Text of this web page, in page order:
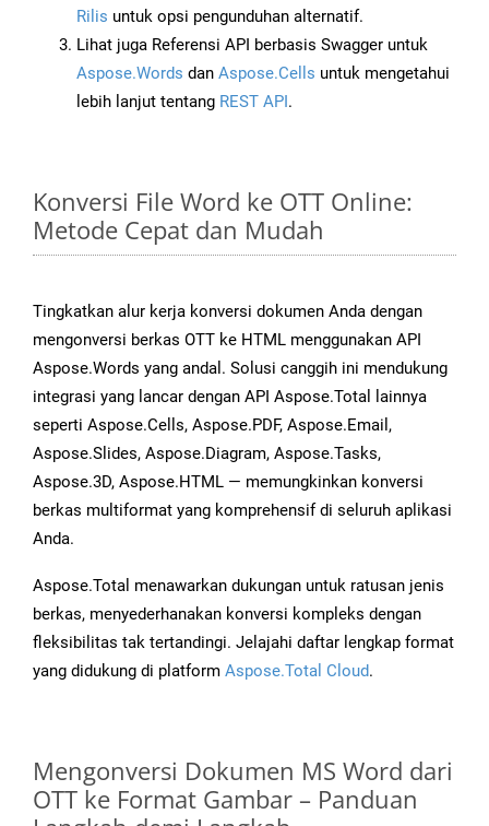
Rilis untuk opsi pengunduhan alternatif.
Lihat juga Referensi API berbasis Swagger untuk
Aspose.Words dan Aspose.Cells untuk mengetahui
lebih lanjut tentang REST API.
Konversi File Word ke OTT Online:
Metode Cepat dan Mudah
Tingkatkan alur kerja konversi dokumen Anda dengan
mengonversi berkas OTT ke HTML menggunakan API
Aspose.Words yang andal. Solusi canggih ini mendukung
integrasi yang lancar dengan API Aspose.Total lainnya
seperti Aspose.Cells, Aspose.PDF, Aspose.Email,
Aspose.Slides, Aspose.Diagram, Aspose.Tasks,
Aspose.3D, Aspose.HTML — memungkinkan konversi
berkas multiformat yang komprehensif di seluruh aplikasi
Anda.
Aspose.Total menawarkan dukungan untuk ratusan jenis
berkas, menyederhanakan konversi kompleks dengan
fleksibilitas tak tertandingi. Jelajahi daftar lengkap format
yang didukung di platform Aspose.Total Cloud.
Mengonversi Dokumen MS Word dari
OTT ke Format Gambar – Panduan